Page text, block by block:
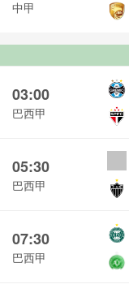
中甲
03:00
巴西甲
05:30
巴西甲
07:30
巴西甲